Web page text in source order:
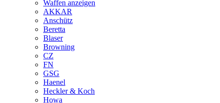
Waffen anzeigen
AKKAR
Anschütz
Beretta
Blaser
Browning
CZ
FN
GSG
Haenel
Heckler & Koch
Howa